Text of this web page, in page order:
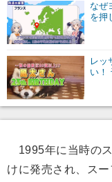
なぜ
を押
レッ
い！
1995年に当時の
けに発売され、ス